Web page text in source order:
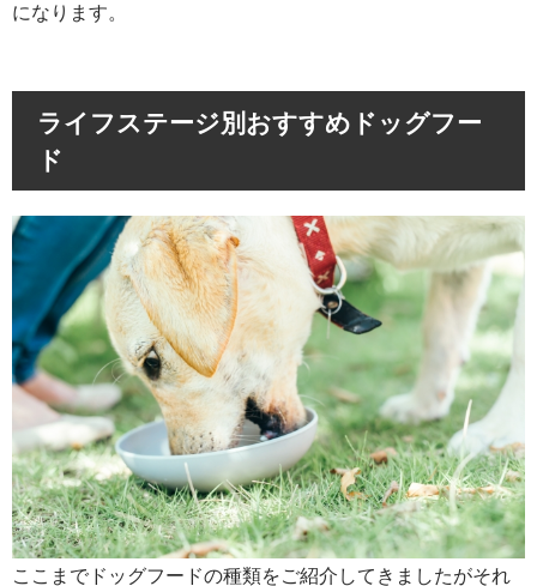
になります。
ライフステージ別おすすめドッグフー
ド
ここまでドッグフードの種類をご紹介してきましたがそれ